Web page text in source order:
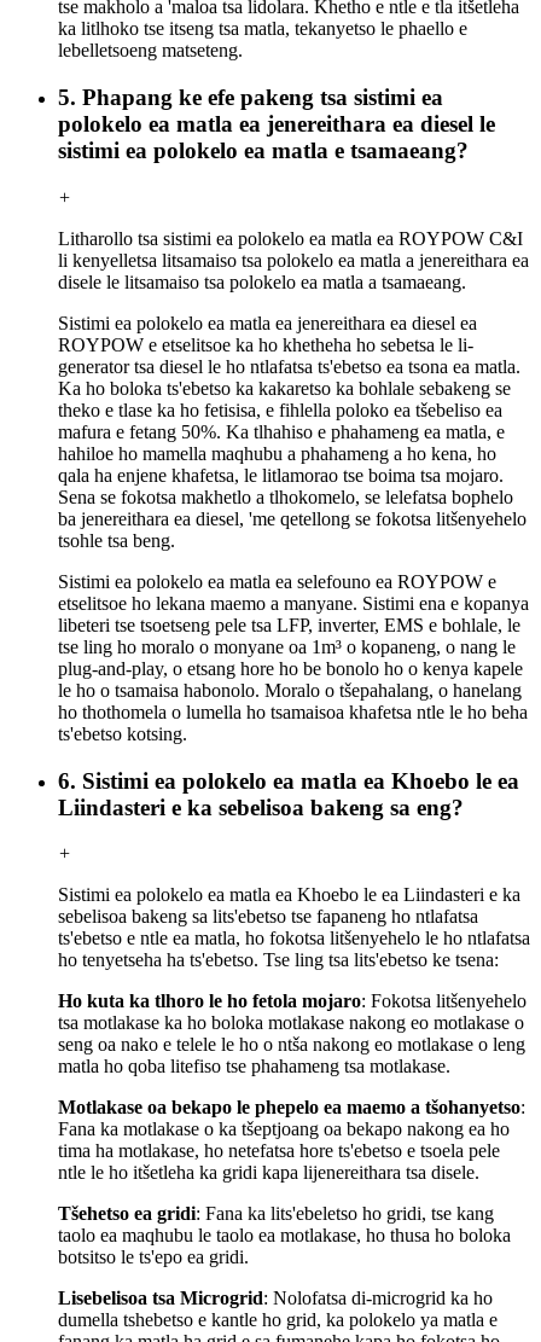
tse makholo a 'maloa tsa lidolara. Khetho e ntle e tla itšetleha
ka litlhoko tse itseng tsa matla, tekanyetso le phaello e
lebelletsoeng matseteng.
5. Phapang ke efe pakeng tsa sistimi ea
polokelo ea matla ea jenereithara ea diesel le
sistimi ea polokelo ea matla e tsamaeang?
+
Litharollo tsa sistimi ea polokelo ea matla ea ROYPOW C&I
li kenyelletsa litsamaiso tsa polokelo ea matla a jenereithara ea
disele le litsamaiso tsa polokelo ea matla a tsamaeang.
Sistimi ea polokelo ea matla ea jenereithara ea diesel ea
ROYPOW e etselitsoe ka ho khetheha ho sebetsa le li-
generator tsa diesel le ho ntlafatsa ts'ebetso ea tsona ea matla.
Ka ho boloka ts'ebetso ka kakaretso ka bohlale sebakeng se
theko e tlase ka ho fetisisa, e fihlella poloko ea tšebeliso ea
mafura e fetang 50%. Ka tlhahiso e phahameng ea matla, e
hahiloe ho mamella maqhubu a phahameng a ho kena, ho
qala ha enjene khafetsa, le litlamorao tse boima tsa mojaro.
Sena se fokotsa makhetlo a tlhokomelo, se lelefatsa bophelo
ba jenereithara ea diesel, 'me qetellong se fokotsa litšenyehelo
tsohle tsa beng.
Sistimi ea polokelo ea matla ea selefouno ea ROYPOW e
etselitsoe ho lekana maemo a manyane. Sistimi ena e kopanya
libeteri tse tsoetseng pele tsa LFP, inverter, EMS e bohlale, le
tse ling ho moralo o monyane oa 1m³ o kopaneng, o nang le
plug-and-play, o etsang hore ho be bonolo ho o kenya kapele
le ho o tsamaisa habonolo. Moralo o tšepahalang, o hanelang
ho thothomela o lumella ho tsamaisoa khafetsa ntle le ho beha
ts'ebetso kotsing.
6. Sistimi ea polokelo ea matla ea Khoebo le ea
Liindasteri e ka sebelisoa bakeng sa eng?
+
Sistimi ea polokelo ea matla ea Khoebo le ea Liindasteri e ka
sebelisoa bakeng sa lits'ebetso tse fapaneng ho ntlafatsa
ts'ebetso e ntle ea matla, ho fokotsa litšenyehelo le ho ntlafatsa
ho tenyetseha ha ts'ebetso. Tse ling tsa lits'ebetso ke tsena:
Ho kuta ka tlhoro le ho fetola mojaro: Fokotsa litšenyehelo
tsa motlakase ka ho boloka motlakase nakong eo motlakase o
seng oa nako e telele le ho o ntša nakong eo motlakase o leng
matla ho qoba litefiso tse phahameng tsa motlakase.
Motlakase oa bekapo le phepelo ea maemo a tšohanyetso:
Fana ka motlakase o ka tšeptjoang oa bekapo nakong ea ho
tima ha motlakase, ho netefatsa hore ts'ebetso e tsoela pele
ntle le ho itšetleha ka gridi kapa lijenereithara tsa disele.
Tšehetso ea gridi: Fana ka lits'ebeletso ho gridi, tse kang
taolo ea maqhubu le taolo ea motlakase, ho thusa ho boloka
botsitso le ts'epo ea gridi.
Lisebelisoa tsa Microgrid: Nolofatsa di-microgrid ka ho
dumella tshebetso e kantle ho grid, ka polokelo ya matla e